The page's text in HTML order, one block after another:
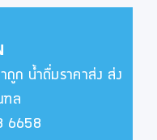
ถูก น้ำดื่มราคาส่ง ส่ง
ฑล
6658